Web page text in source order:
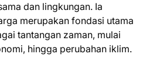
dan lingkungan. Ia
merupakan fondasi utama
tantangan zaman, mulai
hingga perubahan iklim.